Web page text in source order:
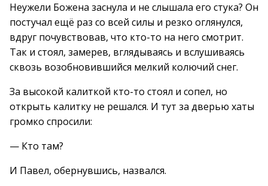
Неужели Божена заснула и не слышала его стука? Он
постучал ещё раз со всей силы и резко оглянулся,
вдруг почувствовав, что кто-то на него смотрит.
Так и стоял, замерев, вглядываясь и вслушиваясь
сквозь возобновившийся мелкий колючий снег.
За высокой калиткой кто-то стоял и сопел, но
открыть калитку не решался. И тут за дверью хаты
громко спросили:
— Кто там?
И Павел, обернувшись, назвался.